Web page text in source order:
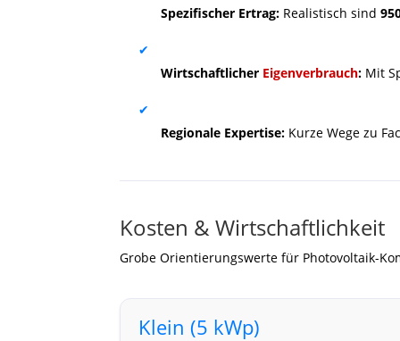
Spezifischer Ertrag: Realistisch sind
✔
Wirtschaftlicher Eigenverbrauch: Mit
✔
Regionale Expertise: Kurze Wege zu
Kosten & Wirtschaftlichkeit
Grobe Orientierungswerte für Photovoltaik-
Klein (5 kWp)